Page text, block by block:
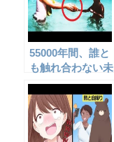
55000年間、誰と
も触れ合わない未
開の地・北センチ
ネル島！！